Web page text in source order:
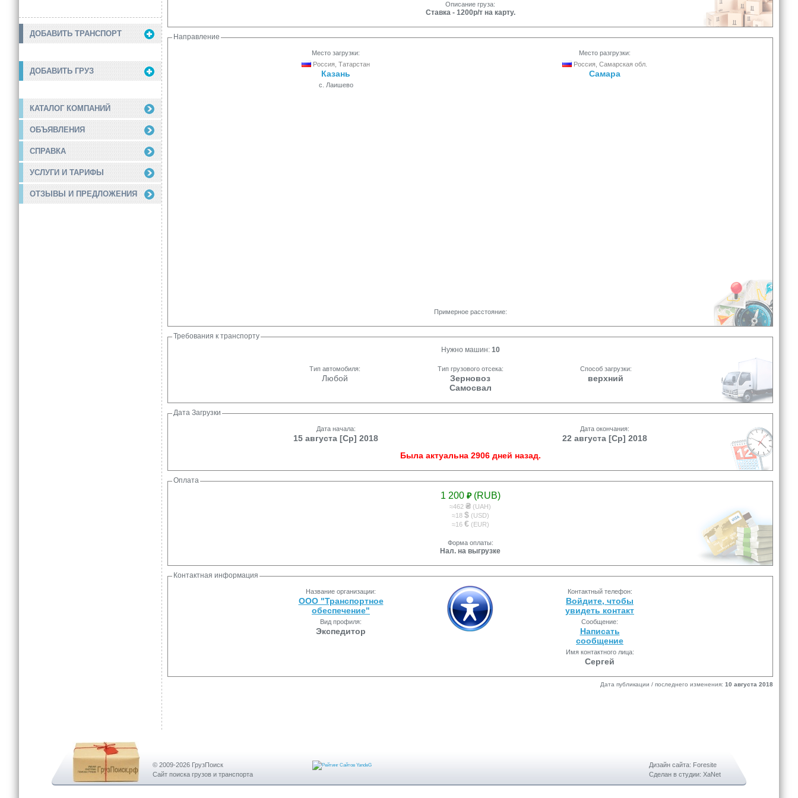
ДОБАВИТЬ ТРАНСПОРТ
ДОБАВИТЬ ГРУЗ
КАТАЛОГ КОМПАНИЙ
ОБЪЯВЛЕНИЯ
СПРАВКА
УСЛУГИ И ТАРИФЫ
ОТЗЫВЫ И ПРЕДЛОЖЕНИЯ
Описание груза:
Ставка - 1200р/т на карту.
Направление
Место загрузки:
Россия, Татарстан
Казань
с. Лаишево
Место разгрузки:
Россия, Самарская обл.
Самара
Примерное расстояние:
Требования к транспорту
Нужно машин: 10
Тип автомобиля:
Любой
Тип грузового отсека:
Зерновоз
Самосвал
Способ загрузки:
верхний
Дата Загрузки
Дата начала:
15 августа [Ср] 2018
Дата окончания:
22 августа [Ср] 2018
Была актуальна 2906 дней назад.
Оплата
1 200 ₽(RUB)
≈462 ₴ (UAH)
≈18 $(USD)
≈16 €(EUR)
Форма оплаты:
Нал. на выгрузке
Контактная информация
Название организации:
ООО "Транспортное
обеспечение"
Вид профиля:
Экспедитор
Контактный телефон:
Войдите, чтобы
увидеть контакт
Сообщение:
Написать
сообщение
Имя контактного лица:
Сергей
Дата публикации / последнего изменения: 10 августа 2018
© 2009-2026 ГрузПоиск
Сайт поиска грузов и транспорта
Дизайн сайта: Foresite
Сделан в студии: XaNet